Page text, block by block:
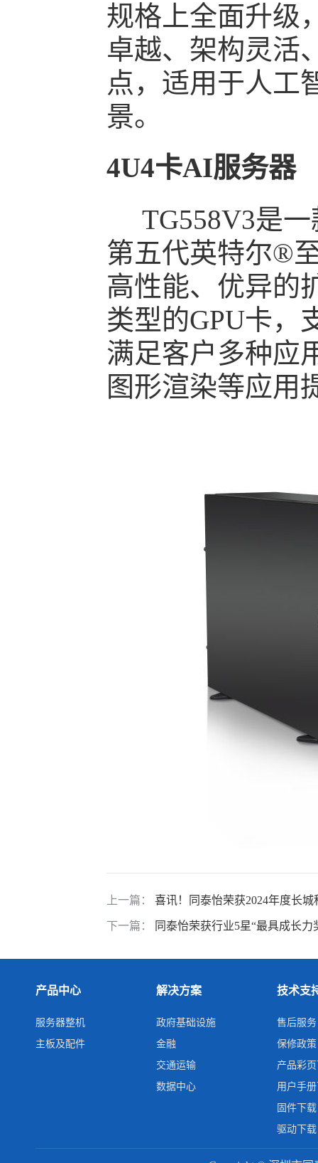
规格上全面升级
卓越、架构灵活
点，适用于人工
景。
4U4卡AI服务器
TG558V3是一
第五代英特尔®
高性能、优异的
类型的GPU卡，
满足客户多种应
图形渲染等应用
上一篇： 喜讯！同泰怡荣获2024年度长城
下一篇： 同泰怡荣获行业5星“最具成长
产品中心
服务器整机
主板及配件
解决方案
政府基础设施
金融
交通运输
数据中心
技术支
售后服务
保修政策
产品彩
用户手
固件下载
驱动下载